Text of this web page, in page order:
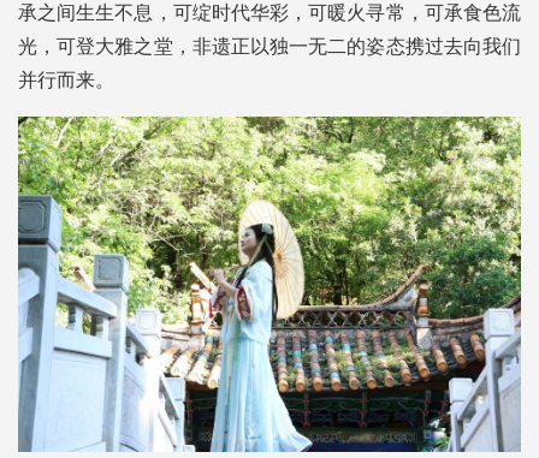
承之间生生不息，可绽时代华彩，可暖火寻常，可承食色流
光，可登大雅之堂，非遗正以独一无二的姿态携过去向我们
并行而来。